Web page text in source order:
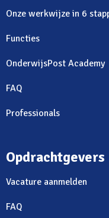
Onze werkwijze in 6
Functies
OnderwijsPost Academy
FAQ
Professionals
Opdrachtgevers
Vacature aanmelden
FAQ